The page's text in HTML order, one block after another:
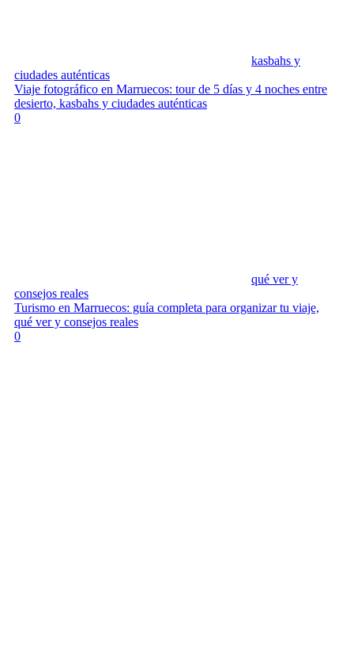
kasbahs y
ciudades auténticas
Viaje fotográfico en Marruecos: tour de 5 días y 4 noches entre
desierto, kasbahs y ciudades auténticas
0
qué ver y
consejos reales
Turismo en Marruecos: guía completa para organizar tu viaje,
qué ver y consejos reales
0